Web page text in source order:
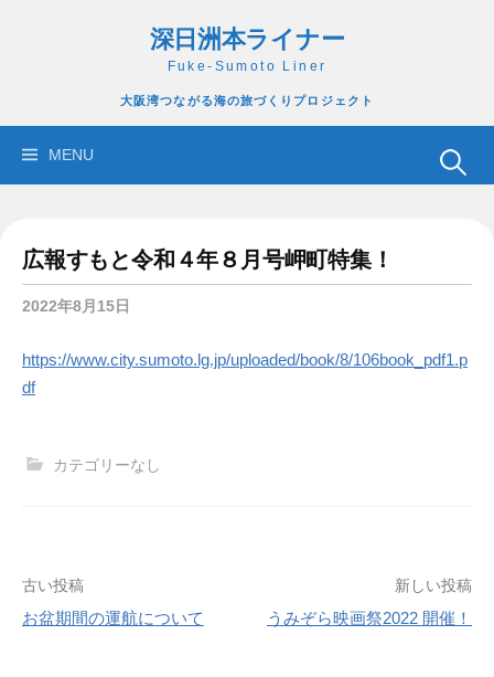
ツ
深日洲本ライナー
Fuke-Sumoto Liner
大阪湾つながる海の旅づくりプロジェクト
MENU
検
広報すもと令和４年８月号岬町特集！
2022年8月15日
https://www.city.sumoto.lg.jp/uploaded/book/8/106book_pdf1.p
df
カテゴリーなし
投
稿
古い投稿
お盆期間の運航について
新しい投稿
うみぞら映画祭2022 開催！